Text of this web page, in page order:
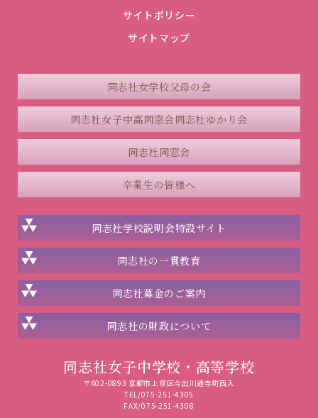
サイトポリシー
サイトマップ
同志社女学校父母の会
同志社女子中高同窓会同志社ゆかり会
同志社同窓会
卒業生の皆様へ
同志社学校説明会特設サイト
同志社の一貫教育
同志社募金のご案内
同志社の財政について
同志社女子中学校・高等学校
〒602-0893 京都市上京区今出川通寺町西入
TEL/075-251-4305
FAX/075-251-4308